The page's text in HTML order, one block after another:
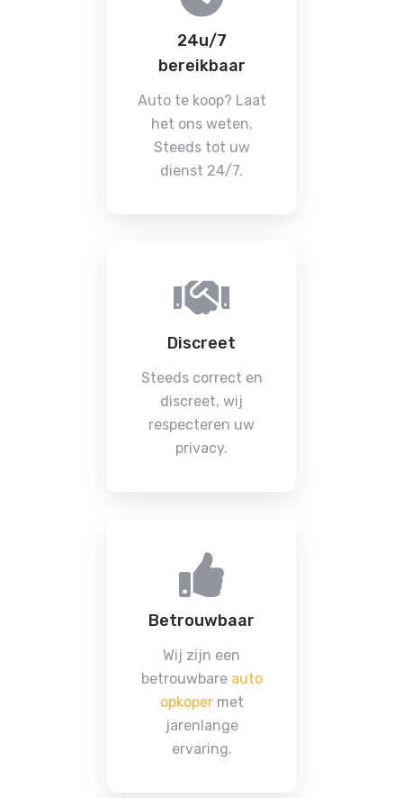
24u/7
bereikbaar
Auto te koop? Laat
het ons weten.
Steeds tot uw
dienst 24/7.
Discreet
Steeds correct en
discreet, wij
respecteren uw
privacy.
Betrouwbaar
Wij zijn een
betrouwbare auto
opkopermet
jarenlange
ervaring.